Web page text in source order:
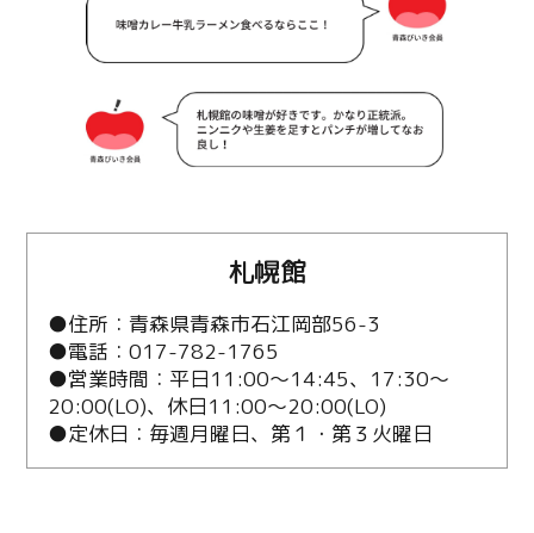
札幌館
●住所：青森県青森市石江岡部56-3
●電話：017-782-1765
●営業時間：平日11:00～14:45、17:30～
20:00(LO)、休日11:00～20:00(LO)
●定休日：毎週月曜日、第１・第３火曜日